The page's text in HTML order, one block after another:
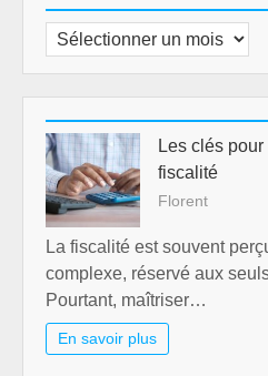
Archives
Les clés
fiscalité
Florent
La fiscalité est souvent
complexe, réservé aux
Pourtant, maîtriser…
En savoir plus